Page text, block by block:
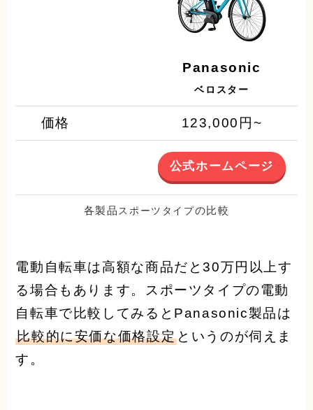
Panasonic
ベロスター
価格 123,000円~
公式ホームページ
各製品 スポーツタイプの比較
電動自転車は高額な商品だと30万円以上す
る場合もあります。スポーツタイプの電動
自転車で比較してみるとPanasonic製品は
比較的に安価な価格設定 というのが伺えま
す。